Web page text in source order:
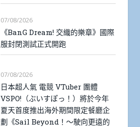
07/08/2026
《BanG Dream! 交織的樂章》國際
服封閉測試正式開跑
07/08/2026
日本超人氣 電競 VTuber 團體
VSPO!（ぶいすぽっ！）將於今年
夏天首度推出海外期間限定餐廳企
劃《Sail Beyond！～駛向更遠的